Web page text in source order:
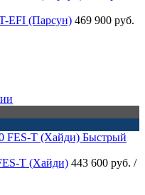
EFI (Парсун) 469 900 руб.
Быстрый
T (Хайди) 443 600 руб. /